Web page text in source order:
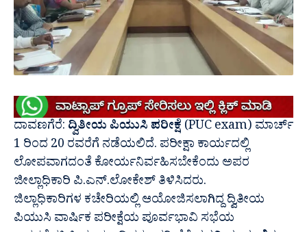
ದಾವಣಗೆರೆ: ದ್ವಿತೀಯ ಪಿಯುಸಿ ಪರೀಕ್ಷೆ (PUC exam) ಮಾರ್ಚ್
1 ರಿಂದ 20 ರವರೆಗೆ ನಡೆಯಲಿದೆ. ಪರೀಕ್ಷಾ ಕಾರ್ಯದಲ್ಲಿ
ಲೋಪವಾಗದಂತೆ ಕೋರ್ಯನಿರ್ವಹಿಸಬೇಕೆಂದು ಅಪರ
ಜೀಲ್ಲಾಧಿಕಾರಿ ಪಿ.ಎನ್.ಲೋಕೇಶ್ ತಿಳಿಸಿದರು.
ಜಿಲ್ಲಾಧಿಕಾರಿಗಳ ಕಚೇರಿಯಲ್ಲಿ ಆಯೋಜಿಸಲಾಗಿದ್ದ ದ್ವಿತೀಯ
ಪಿಯುಸಿ ವಾರ್ಷಿಕ ಪರೀಕ್ಷೆಯ ಪೂರ್ವಭಾವಿ ಸಭೆಯ